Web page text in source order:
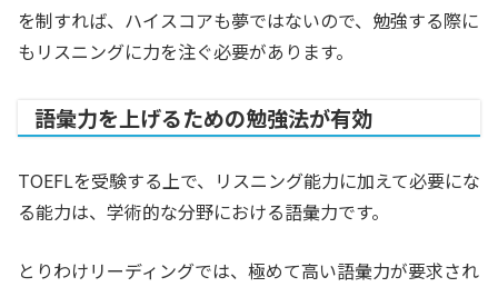
を制すれば、ハイスコアも夢ではないので、勉強する際に
もリスニングに力を注ぐ必要があります。
語彙力を上げるための勉強法が有効
TOEFLを受験する上で、リスニング能力に加えて必要にな
る能力は、学術的な分野における語彙力です。
とりわけリーディングでは、極めて高い語彙力が要求され